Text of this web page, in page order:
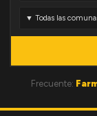
Frecuente: